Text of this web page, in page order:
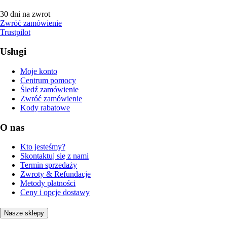
30 dni na zwrot
Zwróć zamówienie
Trustpilot
Usługi
Moje konto
Centrum pomocy
Śledź zamówienie
Zwróć zamówienie
Kody rabatowe
O nas
Kto jesteśmy?
Skontaktuj się z nami
Termin sprzedaży
Zwroty & Refundacje
Metody płatności
Ceny i opcje dostawy
Nasze sklepy